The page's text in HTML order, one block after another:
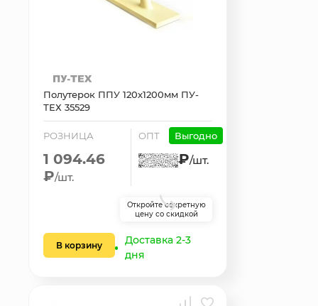
Полутерок ППУ 120х1200мм ПУ-
ТЕХ 35529
РОЗНИЦА
1 094.46
₽/шт.
ОПТ Выгодно
₽/шт.
Откройте секретную
цену со скидкой
В корзину
Доставка 2-3
дня